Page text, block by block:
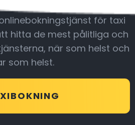
för taxi
hitta de mest pålitliga och
när som helst och
som helst.